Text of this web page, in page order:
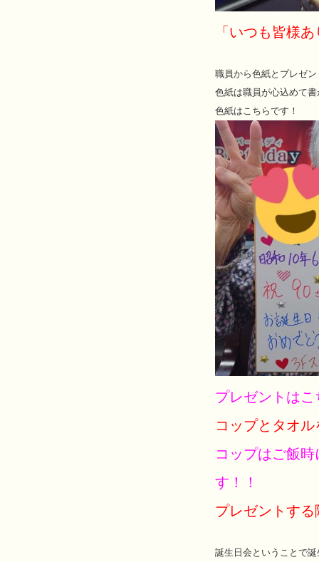
「いつも皆様
職員から色紙とプレゼ
色紙は職員が心込めて
色紙はこちらです！
プレゼントは
コップとタオ
コップはご飯
す！！
プレゼントす
誕生日会ということで